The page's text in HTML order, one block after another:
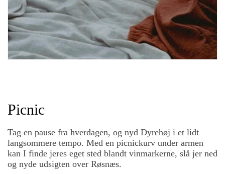
Picnic
Tag en pause fra hverdagen, og nyd Dyrehøj i et lidt
langsommere tempo. Med en picnickurv under armen
kan I finde jeres eget sted blandt vinmarkerne, slå jer ned
og nyde udsigten over Røsnæs.